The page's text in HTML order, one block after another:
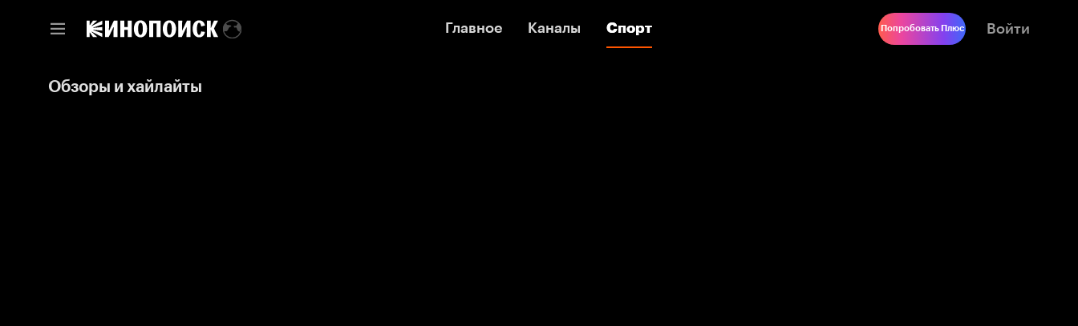
Главное Каналы Спорт
Главное Каналы Спорт Попробовать Плюс Войти
Обзоры и хайлайты